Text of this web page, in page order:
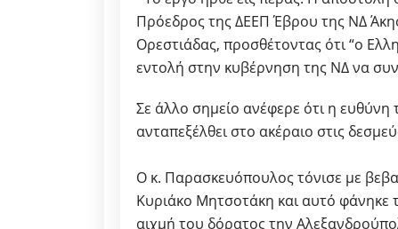
Πρόεδρος της ΔΕΕΠ Έβρου της ΝΔ
Ορεστιάδας, προσθέτοντας ότι “ο
εντολή στην κυβέρνηση της ΝΔ να
Σε άλλο σημείο ανέφερε ότι η ευθύνη
ανταπεξέλθει στο ακέραιο στις
Ο κ. Παρασκευόπουλος τόνισε με
Κυριάκο Μητσοτάκη και αυτό φάνηκε
αιχμή του δόρατος την